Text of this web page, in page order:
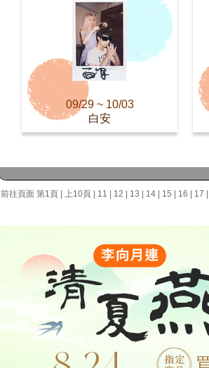
09/29 ~ 10/03
白安
前往頁面 第1頁 上10頁 11 12 13 14 15 16 17